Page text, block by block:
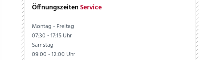
ÖffnungszeitenService
Montag - Freitag
07:30 - 17:15 Uhr
Samstag
09:00 - 12:00 Uhr